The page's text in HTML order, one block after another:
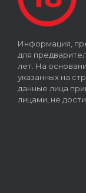
Информация,
для
лет. На
указанных на
данные лица
лицами, не